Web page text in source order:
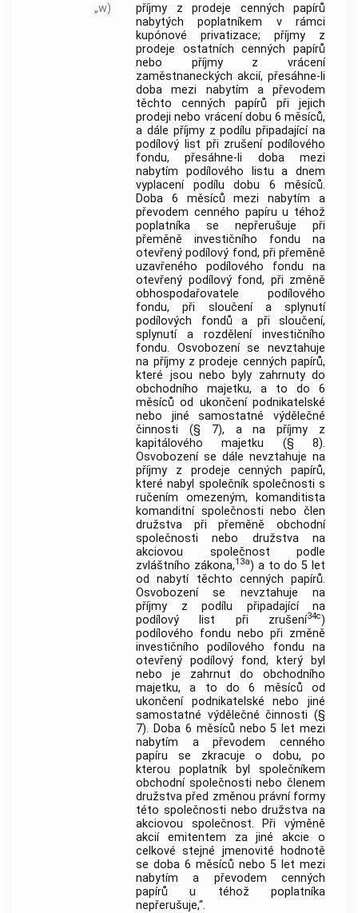
„w)
příjmy z prodeje cenných papírů
nabytých poplatníkem v rámci
kupónové privatizace; příjmy z
prodeje ostatních cenných papírů
nebo příjmy z vrácení
zaměstnaneckých akcií, přesáhne-li
doba mezi nabytím a převodem
těchto cenných papírů při jejich
prodeji nebo vrácení dobu 6 měsíců,
a dále příjmy z podílu připadající na
podílový list při zrušení podílového
fondu, přesáhne-li doba mezi
nabytím podílového listu a dnem
vyplacení podílu dobu 6 měsíců.
Doba 6 měsíců mezi nabytím a
převodem cenného papíru u téhož
poplatníka se nepřerušuje při
přeměně investičního fondu na
otevřený podílový fond, při přeměně
uzavřeného podílového fondu na
otevřený podílový fond, při změně
obhospodařovatele podílového
fondu, při sloučení a splynutí
podílových fondů a při sloučení,
splynutí a rozdělení investičního
fondu. Osvobození se nevztahuje
na příjmy z prodeje cenných papírů,
které jsou nebo byly zahrnuty do
obchodního majetku, a to do 6
měsíců od ukončení podnikatelské
nebo jiné samostatné výdělečné
činnosti (§ 7), a na příjmy z
kapitálového majetku (§ 8).
Osvobození se dále nevztahuje na
příjmy z prodeje cenných papírů,
které nabyl společník společnosti s
ručením omezeným, komanditista
komanditní společnosti nebo člen
družstva při přeměně obchodní
společnosti nebo družstva na
akciovou společnost podle
zvláštního zákona,13a) a to do 5 let
od nabytí těchto cenných papírů.
Osvobození se nevztahuje na
příjmy z podílu připadající na
podílový list při zrušení34c)
podílového fondu nebo při změně
investičního podílového fondu na
otevřený podílový fond, který byl
nebo je zahrnut do obchodního
majetku, a to do 6 měsíců od
ukončení podnikatelské nebo jiné
samostatné výdělečné činnosti (§
7). Doba 6 měsíců nebo 5 let mezi
nabytím a převodem cenného
papíru se zkracuje o dobu, po
kterou poplatník byl společníkem
obchodní společnosti nebo členem
družstva před změnou právní formy
této společnosti nebo družstva na
akciovou společnost. Při výměně
akcií emitentem za jiné akcie o
celkové stejné jmenovité hodnotě
se doba 6 měsíců nebo 5 let mezi
nabytím a převodem cenných
papírů u téhož poplatníka
nepřerušuje,“.